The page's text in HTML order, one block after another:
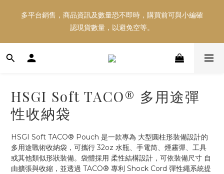
多平台銷售，商品資訊及數量恐不即時，購買前可與小編確
認現貨數量，以避免空等。
多平台銷售，商品資訊及數量恐不即時，購買前可與小編確
認現貨數量，以避免空等。
好東西跟好朋友分享～推薦好友一同享100元購物金！！！
多平台銷售，商品資訊及數量恐不即時，購買前可與小編確
HSGI Soft TACO® 多用途彈
性收納袋
HSGI Soft TACO® Pouch 是一款專為 大型圓柱形裝備設計的
多用途戰術收納袋，可攜行 32oz 水瓶、手電筒、煙霧彈、工具
或其他類似形狀裝備。袋體採用 柔性結構設計，可依裝備尺寸 自
由擴張與收縮，並透過 TACO® 專利 Shock Cord 彈性繩系統提